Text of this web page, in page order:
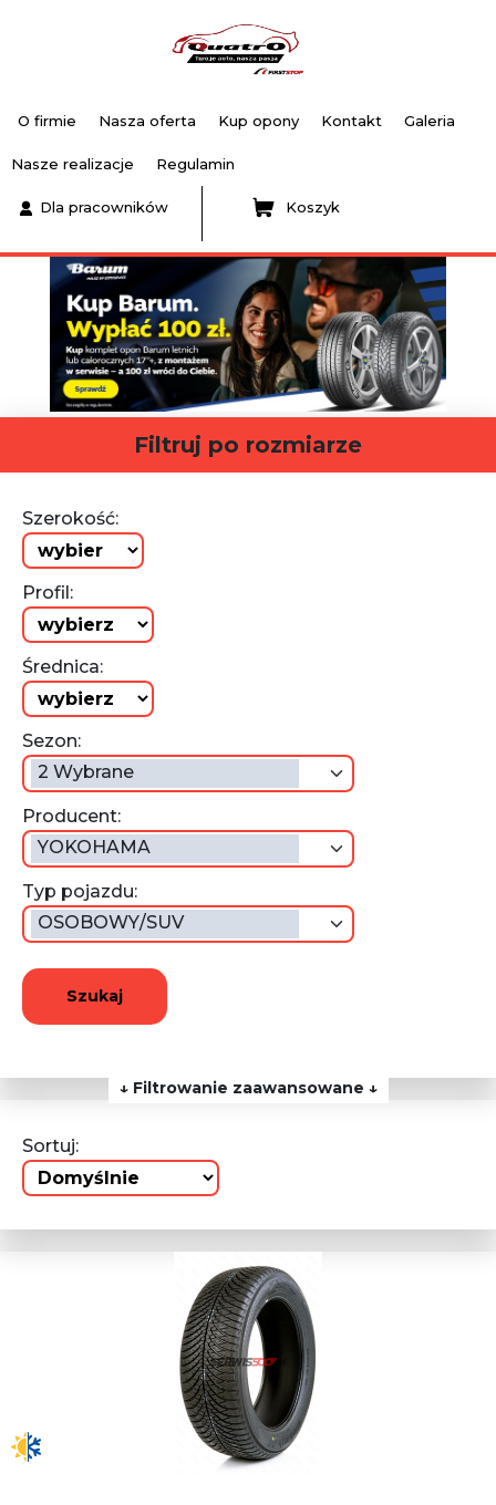
O firmie Nasza oferta Kup opony Kontakt Galeria
Nasze realizacje Regulamin
Dla pracowników Koszyk
Filtruj po rozmiarze
Szerokość:
Profil:
Średnica:
Sezon:
2 Wybrane
Producent:
YOKOHAMA
Typ pojazdu:
OSOBOWY/SUV
Szukaj
↓ Filtrowanie zaawansowane ↓
Sortuj: